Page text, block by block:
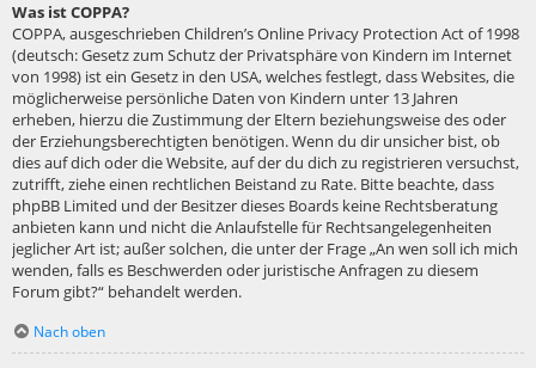
Was ist COPPA?
COPPA, ausgeschrieben Children’s Online Privacy Protection Act of 1998
(deutsch: Gesetz zum Schutz der Privatsphäre von Kindern im Internet
von 1998) ist ein Gesetz in den USA, welches festlegt, dass Websites, die
möglicherweise persönliche Daten von Kindern unter 13 Jahren
erheben, hierzu die Zustimmung der Eltern beziehungsweise des oder
der Erziehungsberechtigten benötigen. Wenn du dir unsicher bist, ob
dies auf dich oder die Website, auf der du dich zu registrieren versuchst,
zutrifft, ziehe einen rechtlichen Beistand zu Rate. Bitte beachte, dass
phpBB Limited und der Besitzer dieses Boards keine Rechtsberatung
anbieten kann und nicht die Anlaufstelle für Rechtsangelegenheiten
jeglicher Art ist; außer solchen, die unter der Frage „An wen soll ich mich
wenden, falls es Beschwerden oder juristische Anfragen zu diesem
Forum gibt?“ behandelt werden.
Nach oben